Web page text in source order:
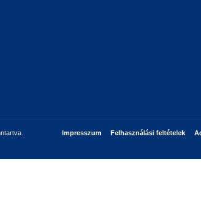
Impresszum Felhasználási feltételek